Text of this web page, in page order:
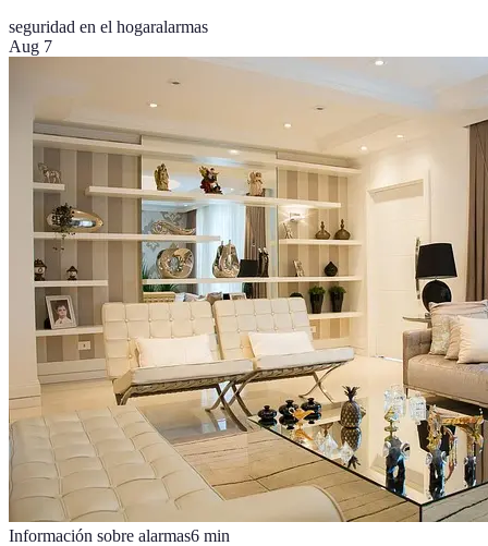
seguridad en el hogaralarmas
Aug 7
Información sobre alarmas6 min